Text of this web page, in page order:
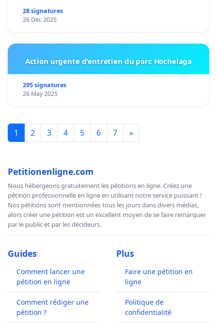
28 signatures
26 Dec 2025
Action urgente d'entretien du parc Hochelaga
295 signatures
26 May 2025
1 2 3 4 5 6 7 »
Petitionenligne.com
Nous hébergeons gratuitement les pétitions en ligne. Créez une
pétition professionnelle en ligne en utilisant notre service puissant !
Nos pétitions sont mentionnées tous les jours dans divers médias,
alors créer une pétition est un excellent moyen de se faire remarquer
par le public et par les décideurs.
Guides
Comment lancer une
pétition en ligne
Comment rédiger une
pétition ?
Plus
Faire une pétition en
ligne
Politique de
confidentialité